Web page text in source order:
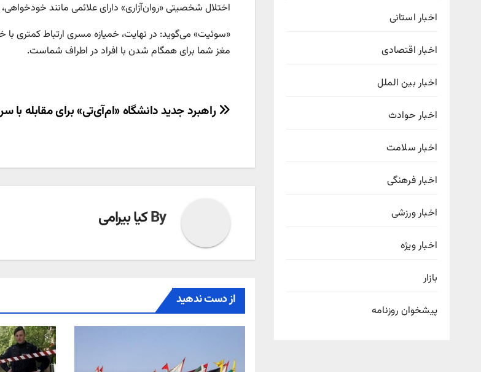
اخبار استانی
اخبار اقتصادی
اخبار بین الملل
اخبار حوادث
اخبار سلامت
اخبار فرهنگی
اخبار ورزشی
اخبار ویژه
بازار
پیشخوان روزنامه
اختلال شخصیتی «روان‌آزاری» دارای علائمی مانند
«سوئیت» می‌گوید: در نهایت، خمیازه مسری ارتباط کمتری
مغز شما برای همگام شدن با افراد در اطراف شماست.
راهبری
راهبرد جدید دانشگاه «ام‌آی‌تی» برای مقابله با
Byکیا بیرامی
از دست ندهید